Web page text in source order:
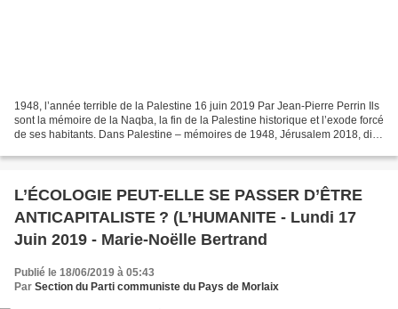
1948, l’année terrible de la Palestine 16 juin 2019 Par Jean-Pierre Perrin Ils
sont la mémoire de la Naqba, la fin de la Palestine historique et l’exode forcé
de ses habitants. Dans Palestine – mémoires de 1948, Jérusalem 2018, dix-
L’ÉCOLOGIE PEUT-ELLE SE PASSER D’ÊTRE
ANTICAPITALISTE ? (L’HUMANITE - Lundi 17
Juin 2019 - Marie-Noëlle Bertrand
Publié le 18/06/2019 à 05:43
Par Section du Parti communiste du Pays de Morlaix